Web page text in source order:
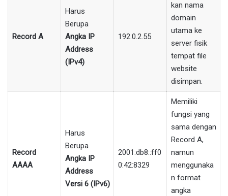
Record A
Harus
Berupa
Angka IP
Address
(IPv4)
192.0.2.55
kan nama
domain
utama ke
server fisik
tempat file
website
disimpan.
Record
AAAA
Harus
Berupa
Angka IP
Address
Versi 6 (IPv6)
2001:db8::ff0
0:42:8329
Memiliki
fungsi yang
sama dengan
Record A,
namun
menggunaka
n format
angka